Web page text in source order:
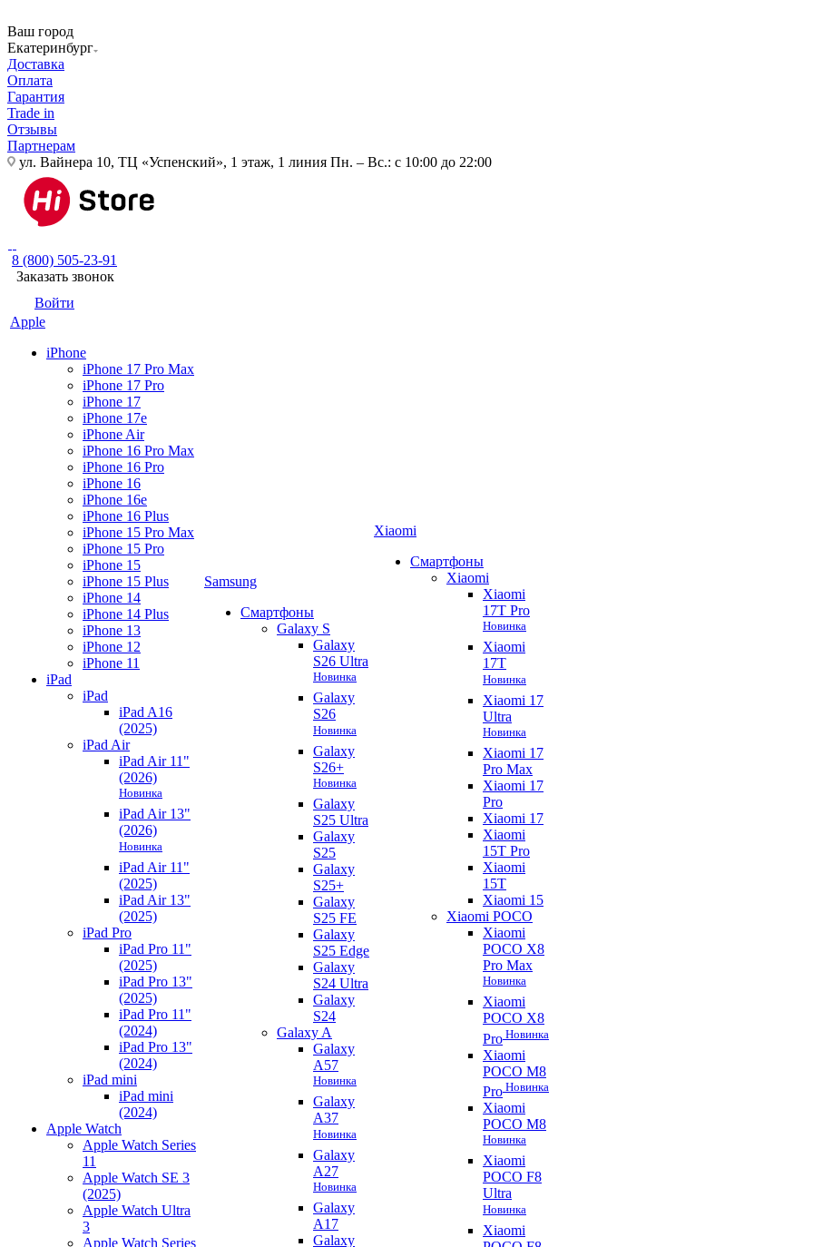
Ваш город
Екатеринбург
Доставка
Оплата
Гарантия
Trade in
Отзывы
Партнерам
ул. Вайнера 10, ТЦ «Успенский», 1 этаж, 1 линия Пн. – Вс.: с 10:00 до 22:00
8 (800) 505-23-91
Заказать звонок
Войти
Apple
iPhone
iPhone 17 Pro Max
iPhone 17 Pro
iPhone 17
iPhone 17e
iPhone Air
iPhone 16 Pro Max
iPhone 16 Pro
iPhone 16
iPhone 16e
iPhone 16 Plus
iPhone 15 Pro Max
iPhone 15 Pro
iPhone 15
iPhone 15 Plus
iPhone 14
iPhone 14 Plus
iPhone 13
iPhone 12
iPhone 11
iPad
iPad
iPad A16
(2025)
iPad Air
iPad Air 11"
(2026)
Новинка
iPad Air 13"
(2026)
Новинка
iPad Air 11"
(2025)
iPad Air 13"
(2025)
iPad Pro
iPad Pro 11"
(2025)
iPad Pro 13"
(2025)
iPad Pro 11"
(2024)
iPad Pro 13"
(2024)
iPad mini
iPad mini
(2024)
Apple Watch
Apple Watch Series
11
Apple Watch SE 3
(2025)
Apple Watch Ultra
3
Apple Watch Series
Samsung
Смартфоны
Galaxy S
Galaxy
S26 Ultra
Новинка
Galaxy
S26
Новинка
Galaxy
S26+
Новинка
Galaxy
S25 Ultra
Galaxy
S25
Galaxy
S25+
Galaxy
S25 FE
Galaxy
S25 Edge
Galaxy
S24 Ultra
Galaxy
S24
Galaxy A
Galaxy
A57
Новинка
Galaxy
A37
Новинка
Galaxy
A27
Новинка
Galaxy
A17
Galaxy
Xiaomi
Смартфоны
Xiaomi
Xiaomi
17T Pro
Новинка
Xiaomi
17T
Новинка
Xiaomi 17
Ultra
Новинка
Xiaomi 17
Pro Max
Xiaomi 17
Pro
Xiaomi 17
Xiaomi
15T Pro
Xiaomi
15T
Xiaomi 15
Xiaomi POCO
Xiaomi
POCO X8
Pro Max
Новинка
Xiaomi
POCO X8
Pro Новинка
Xiaomi
POCO M8
Pro Новинка
Xiaomi
POCO M8
Новинка
Xiaomi
POCO F8
Ultra
Новинка
Xiaomi